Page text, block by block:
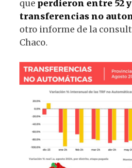
que perdieron entre 52 y
transferencias no
otro informe de la
Chaco.